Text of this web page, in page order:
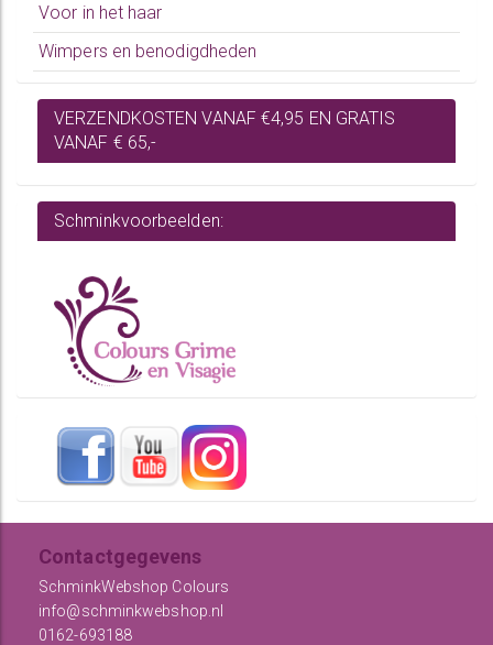
Voor in het haar
Wimpers en benodigdheden
VERZENDKOSTEN VANAF €4,95 EN GRATIS
VANAF € 65,-
Schminkvoorbeelden:
Contactgegevens
SchminkWebshop Colours
info@schminkwebshop.nl
0162-693188